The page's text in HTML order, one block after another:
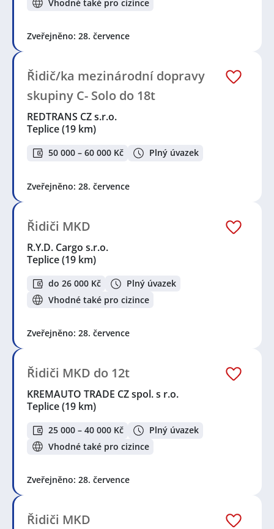
Vhodné také pro cizince
Zveřejněno: 28. července
Řidič/ka mezinárodní dopravy
skupiny C- Solo do 18t
REDTRANS CZ s.r.o.
Teplice(19 km)
50 000 – 60 000 Kč Plný úvazek
Zveřejněno: 28. července
Řidiči MKD
R.Y.D. Cargo s.r.o.
Teplice(19 km)
do 26 000 Kč
Plný úvazek
Vhodné také pro cizince
Zveřejněno: 28. července
Řidiči MKD do 12t
KREMAUTO TRADE CZ spol. s r.o.
Teplice(19 km)
25 000 – 40 000 Kč
Plný úvazek
Vhodné také pro cizince
Zveřejněno: 28. července
Řidiči MKD